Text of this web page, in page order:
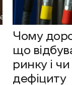
Чому
що
ринку і
дефіциту